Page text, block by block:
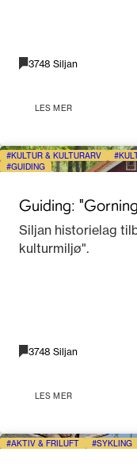
3748 Siljan
LES MER
KULTUR & KULTURARV
GUIDING
Guiding:
Siljan historielag
kulturmiljø".
3748 Siljan
LES MER
AKTIV & FRILUFT SYKLING